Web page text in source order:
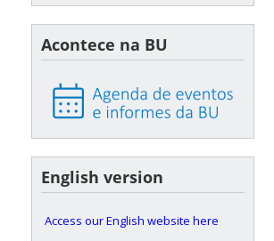
Acontece na BU
English version
Access our English website here